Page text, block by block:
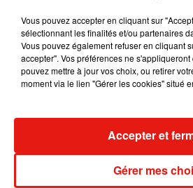
Vous pouvez accepter en cliquant sur
sélectionnant les finalités et/ou partenaires
Vous pouvez également refuser en cliquant
accepter". Vos préférences ne
pouvez mettre à jour vos choix, ou retirer
moment via le lien "Gérer les cookies" situé
Gérer mes
Accepter et